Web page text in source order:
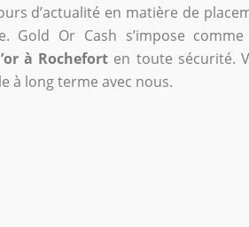
d’actualité en matière de
Gold Or Cash s’impose
à Rochefort en toute sécurité.
à long terme avec nous.